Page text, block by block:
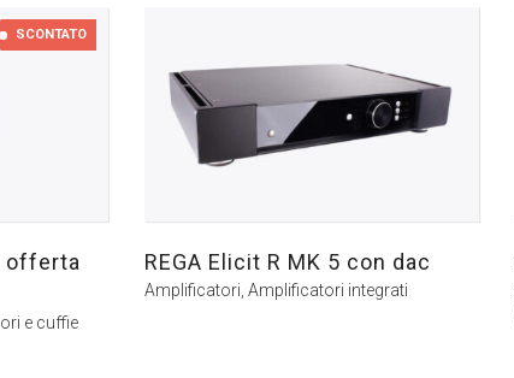
SCONTATO
offerta
e cuffie
REGA Elicit R MK 5 con dac
Amplificatori, Amplificatori integrati